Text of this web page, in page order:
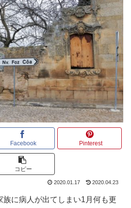
Facebook Pinterest
コピー
2020.01.17 2020.04.23
族に病人が出てしまい1月何も更